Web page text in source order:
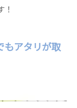
アタリが取